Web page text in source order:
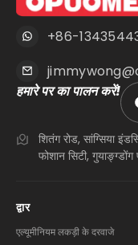
+86-
हमारे पर का पालन करें!
शितंग रोड, सांग्सिया
फोशान सिटी, गुयाङ्ग्डोंग
द्वार
एल्यूमीनियम लकड़ी के दरवाजे